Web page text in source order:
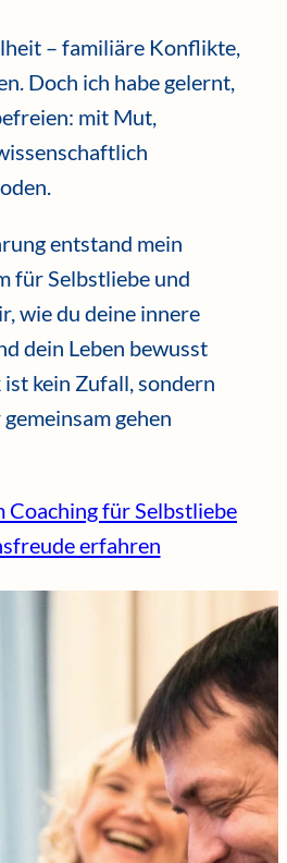
– familiäre Konflikte,
Doch ich habe gelernt,
mit Mut,
entstand mein
für Selbstliebe und
wie du deine innere
dein Leben bewusst
kein Zufall, sondern
gehen
Coaching für Selbstliebe
erfahren